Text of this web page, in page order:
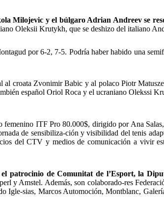
Milojevic y el búlgaro Adrian Andreev se
Oleksii Krutykh, que se deshizo del italiano
por 6-2, 7-5. Podría haber habido una
al croata Zvonimir Babic y al polaco Piotr
español Oriol Roca y el ucraniano Olekssi
ITF Pro 80.000$, dirigido por Ana
de sensibiliza-ción y visibilidad del tenis
del CTV y medios de comunicación a vivir
patrocinio de Comunitat de l’Esport, la
y Amstel. Además, son colaborado-res
sias, Marcos Automoción, Montblanc,